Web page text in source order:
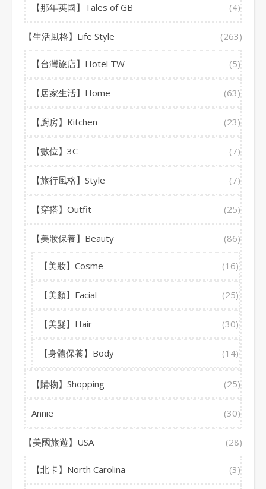
【那年英國】Tales of GB (4)
【生活風格】Life Style (263)
【台灣旅店】Hotel TW (5)
【居家生活】Home (63)
【廚房】Kitchen (23)
【數位】3C (7)
【旅行風格】Style (7)
【穿搭】Outfit (25)
【美妝保養】Beauty (86)
【美妝】Cosme (16)
【美顏】Facial (25)
【美髮】Hair (30)
【身體保養】Body (14)
【購物】Shopping (25)
Annie (30)
【美國旅遊】USA (28)
【北卡】North Carolina (3)